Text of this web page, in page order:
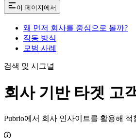
이 페이지에서
왜 먼저 회사를 중심으로 볼까?
작동 방식
모범 사례
검색 및 시그널
회사 기반 타겟 고
Pubrio에서 회사 인사이트를 활용해